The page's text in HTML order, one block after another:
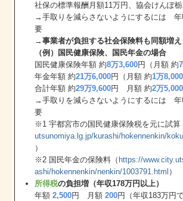
社保の標準報酬月額11万円、協会けんぽ栃
→手取りを減らさないようにするには
要
→事業者が負担する社会保険料も同額増え
（例）国民健康保険、国民年金の場合
国民健康保険年額 約8万3,600円（月額 約
年金年額 約21万6,000円（月額 約1万8,000
合計年額 約29万9,600円 月額 約2万5,000
→手取りを減らさないようにするには
要
※1 宇都宮市の国民健康保険税を元に試算
utsunomiya.lg.jp/kurashi/hokennenkin/
）
※2 国民年金の保険料（ https://
ashi/hokennenkin/nenkin/1003791.html ）
所得税の負担増（年収178万円以上）
年額2,500円 月額200円（年収183万円